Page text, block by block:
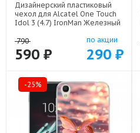
Дизайнерский пластиковый
чехол для Alcatel One Touch
Idol 3 (4.7) IronMan Железный
790
590 ₽
по акции
290 ₽
-25%